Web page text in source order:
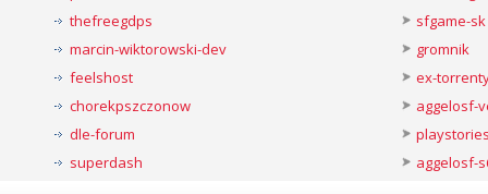
thefreegdps
marcin-wiktorowski-dev
feelshost
chorekpszczonow
dle-forum
superdash
sfgame-sk
gromnik
ex-
aggelosf-
aggelosf-